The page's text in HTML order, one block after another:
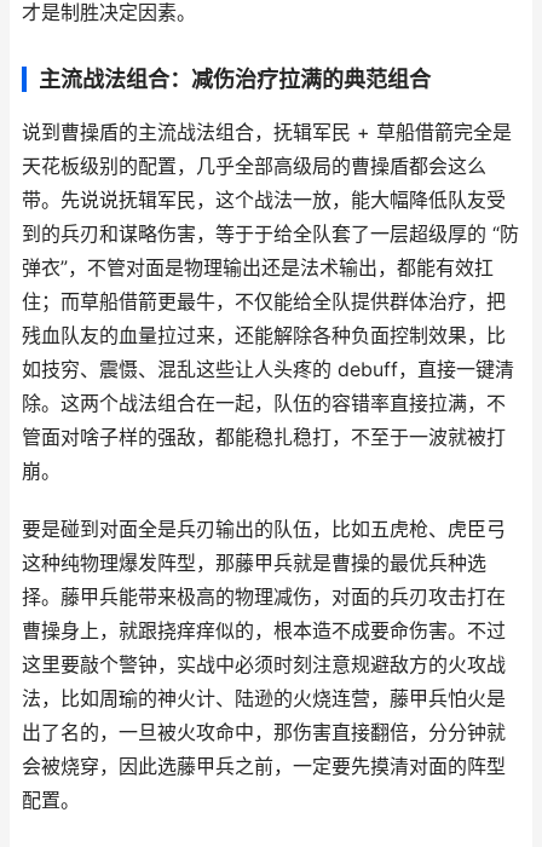
才是制胜决定因素。
主流战法组合：减伤治疗拉满的典范组合
说到曹操盾的主流战法组合，抚辑军民 + 草船借箭完全是
天花板级别的配置，几乎全部高级局的曹操盾都会这么
带。先说说抚辑军民，这个战法一放，能大幅降低队友受
到的兵刃和谋略伤害，等于于给全队套了一层超级厚的 “防
弹衣”，不管对面是物理输出还是法术输出，都能有效扛
住；而草船借箭更最牛，不仅能给全队提供群体治疗，把
残血队友的血量拉过来，还能解除各种负面控制效果，比
如技穷、震慑、混乱这些让人头疼的 debuff，直接一键清
除。这两个战法组合在一起，队伍的容错率直接拉满，不
管面对啥子样的强敌，都能稳扎稳打，不至于一波就被打
崩。
要是碰到对面全是兵刃输出的队伍，比如五虎枪、虎臣弓
这种纯物理爆发阵型，那藤甲兵就是曹操的最优兵种选
择。藤甲兵能带来极高的物理减伤，对面的兵刃攻击打在
曹操身上，就跟挠痒痒似的，根本造不成要命伤害。不过
这里要敲个警钟，实战中必须时刻注意规避敌方的火攻战
法，比如周瑜的神火计、陆逊的火烧连营，藤甲兵怕火是
出了名的，一旦被火攻命中，那伤害直接翻倍，分分钟就
会被烧穿，因此选藤甲兵之前，一定要先摸清对面的阵型
配置。